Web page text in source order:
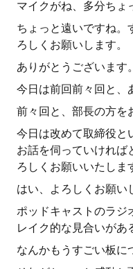
マイクがね、多分ちょ
ちょっと遠いですね。
ろしくお願いします。
ありがとうございます。
今日は前回前々回と、
前々回と、部長の方を
今日は改めて取締役と
お話を伺っていければ
ろしくお願いいたしま
はい、よろしくお願い
ポッドキャストのラジ
レイク的な見合いがあ
なんかもうすごい板に